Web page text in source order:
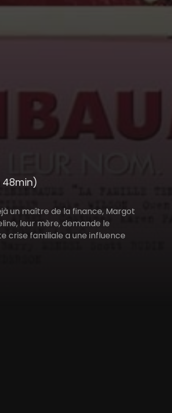
48min)
un maître de la finance, Margot
leur mère, demande le
crise familiale a une influence